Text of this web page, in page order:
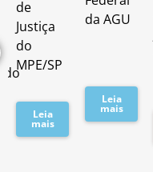
de
Justiça
do
MPE/SP
Leia
mais
da AGU
Leia
mais